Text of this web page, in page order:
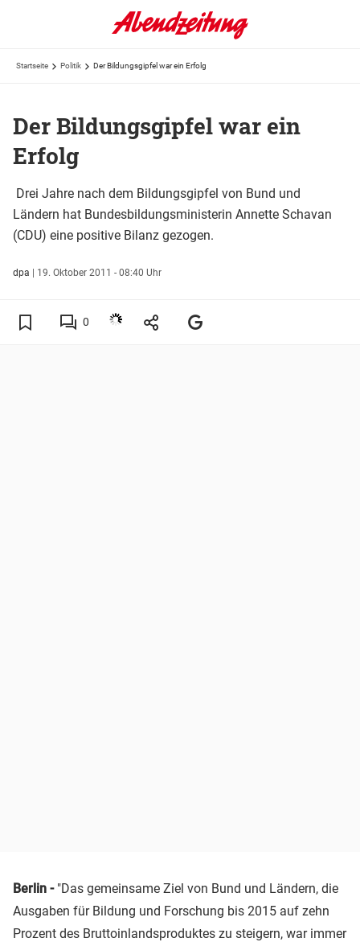
Startseite Politik Der Bildungsgipfel war ein Erfolg
Der Bildungsgipfel war ein
Erfolg
Drei Jahre nach dem Bildungsgipfel von Bund und
Ländern hat Bundesbildungsministerin Annette Schavan
(CDU) eine positive Bilanz gezogen.
dpa | 19. Oktober 2011 - 08:40 Uhr
0
Berlin -"Das gemeinsame Ziel von Bund und Ländern, die
Ausgaben für Bildung und Forschung bis 2015 auf zehn
Prozent des Bruttoinlandsproduktes zu steigern, war immer